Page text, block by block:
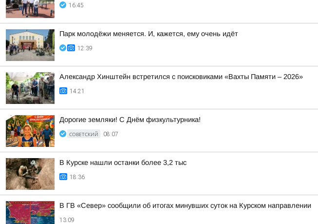
16:45
Парк молодёжи меняется. И, кажется, ему очень идёт
12:39
Александр Хинштейн встретился с поисковиками «Вахты Памяти – 2026»
14:21
Дорогие земляки! С Днём физкультурника!
СОВЕТСКИЙ 08:07
В Курске нашли останки более 3,2 тыс
18:36
В ГВ «Север» сообщили об итогах минувших суток на Курском направлении
13:09